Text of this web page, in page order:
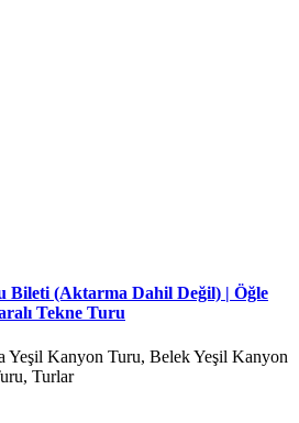
Bileti (Aktarma Dahil Değil) | Öğle
Tekne Turu
Yeşil Kanyon Turu, Belek Yeşil Kanyon
Turlar